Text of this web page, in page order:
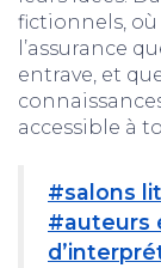
fictionnels, où
l’assurance
entrave, et
accessible à
#salons
#auteurs